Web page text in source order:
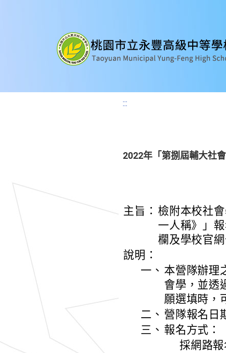
:::
2022年「第捌屆輔大社
主旨： 檢附本校社
一人稱》」
欄及學校官網
說明：
一、 本營隊辦理
會學，並透
願選填時，
二、 營隊報名日
三、 報名方式：
採網路